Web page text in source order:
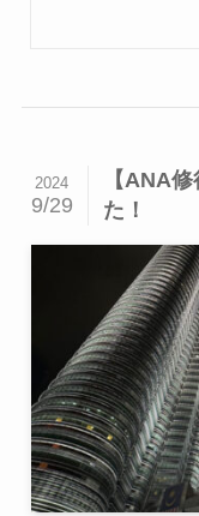
【ANA
た！
2024
9/29